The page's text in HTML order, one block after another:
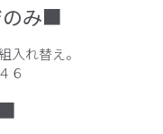
み■
入れ替え。
６